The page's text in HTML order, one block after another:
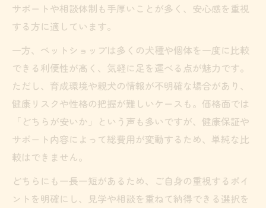
サポートや相談体制も手厚いことが多く、安心感を重視
する方に適しています。
一方、ペットショップは多くの犬種や個体を一度に比較
できる利便性が高く、気軽に足を運べる点が魅力です。
ただし、育成環境や親犬の情報が不明確な場合があり、
健康リスクや性格の把握が難しいケースも。価格面では
「どちらが安いか」という声も多いですが、健康保証や
サポート内容によって総費用が変動するため、単純な比
較はできません。
どちらにも一長一短があるため、ご自身の重視するポイ
ントを明確にし、見学や相談を重ねて納得できる選択を